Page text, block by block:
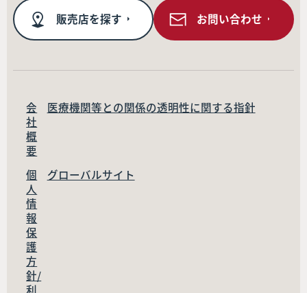
販売店を探す お問い合わせ
会
社
概
要
医療機関等との関係の透明性に関する指針
個
人
情
報
保
護
方
針/
利
グローバルサイト